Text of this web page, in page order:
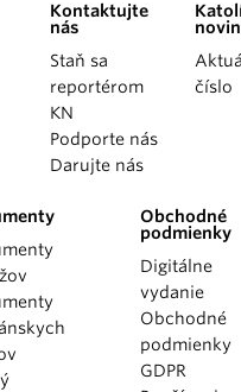
Kontaktujte
nás
Staň sa
reportérom
KN
Podporte nás
Darujte nás
číslo
Obchodné
podmienky
Digitálne
vydanie
Obchodné
podmienky
GDPR